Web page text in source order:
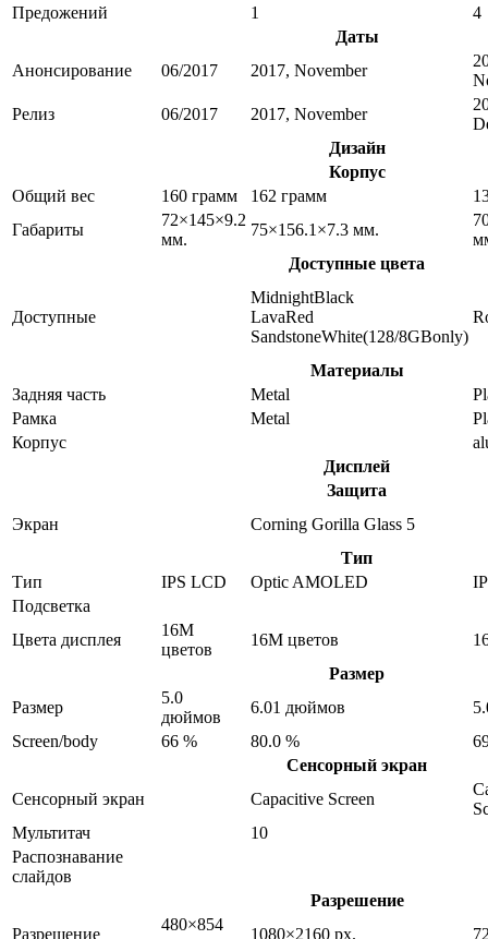
Предожений
1
4
Даты
Анонсирование
06/2017 2017, November
Релиз
06/2017 2017, November
Дизайн
Корпус
Общий вес
160 грамм 162 грамм
Габариты
72×145×9.2
мм.
75×156.1×7.3 мм.
Доступные цвета
Доступные
MidnightBlack
LavaRed
SandstoneWhite(128/8GBonly)
Материалы
Задняя часть
Metal
Рамка
Metal
Корпус
Дисплей
Защита
Экран
Corning Gorilla Glass 5
Тип
Тип
IPS LCD Optic AMOLED
Подсветка
Цвета дисплея
16M
цветов
16M цветов
Размер
Размер
5.0
дюймов
6.01 дюймов
Screen/body
66 % 80.0 %
Сенсорный экран
Сенсорный экран
Capacitive Screen
Мультитач
10
Распознавание
слайдов
Разрешение
Разрешение
480×854
1080×2160 px.